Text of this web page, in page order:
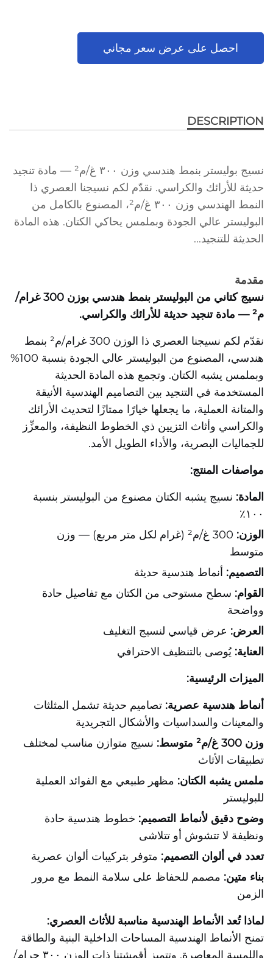
احصل على عرض سعر مجاني
DESCRIPTION
نسيج بوليستر بنمط هندسي وزن ٣٠٠ غ/م² — مادة تنجيد
حديثة للأرائك والكراسي. نقدّم لكم نسيجنا العصري ذا
النمط الهندسي وزن ٣٠٠ غ/م²، المصنوع بالكامل من
البوليستر عالي الجودة وبملمس يحاكي الكتان. هذه المادة
الحديثة للتنجيد...
مقدمة
نسيج كتاني من البوليستر بنمط هندسي بوزن 300 غرام/
م² — مادة تنجيد حديثة للأرائك والكراسي.
نقدّم لكم نسيجنا العصري ذا الوزن 300 غرام/م² بنمط
هندسي، المصنوع من البوليستر عالي الجودة بنسبة 100%
وبملمس يشبه الكتان. وتجمع هذه المادة الحديثة
المستخدمة في التنجيد بين التصاميم الهندسية الأنيقة
والمتانة العملية، ما يجعلها خيارًا ممتازًا لتحديث الأرائك
والكراسي وأثاث التزيين ذي الخطوط النظيفة، والمعزِّز
للجماليات البصرية، والأداء الطويل الأمد.
مواصفات المنتج:
المادة: نسيج يشبه الكتان مصنوع من البوليستر بنسبة
١٠٠٪
الوزن:
300 غ/م² (غرام لكل متر مربع) — وزن
متوسط
التصميم: أنماط هندسية حديثة
القوام: سطح مستوحى من الكتان مع تفاصيل حادة
وواضحة
العرض: عرض قياسي لنسيج التغليف
العناية: يُوصى بالتنظيف الاحترافي
الميزات الرئيسية:
أنماط هندسية عصرية: تصاميم حديثة تشمل المثلثات
والمعينات والسداسيات والأشكال التجريدية
وزن 300 غ/م² متوسط:
نسيج متوازن مناسب لمختلف
تطبيقات الأثاث
ملمس يشبه الكتان: مظهر طبيعي مع الفوائد العملية
للبوليستر
وضوح دقيق لأنماط التصميم: خطوط هندسية حادة
ونظيفة لا تتشوش أو تتلاشى
تعدد في ألوان التصميم: متوفر بتركيبات ألوان عصرية
بناء متين: مصمم للحفاظ على سلامة النمط مع مرور
الزمن
لماذا تُعد الأنماط الهندسية مناسبة للأثاث العصري:
تمنح الأنماط الهندسية المساحات الداخلية البنية والطاقة
واللمسة المعاصرة. وتتميز أقمشتنا ذات الوزن ٣٠٠ جرام/